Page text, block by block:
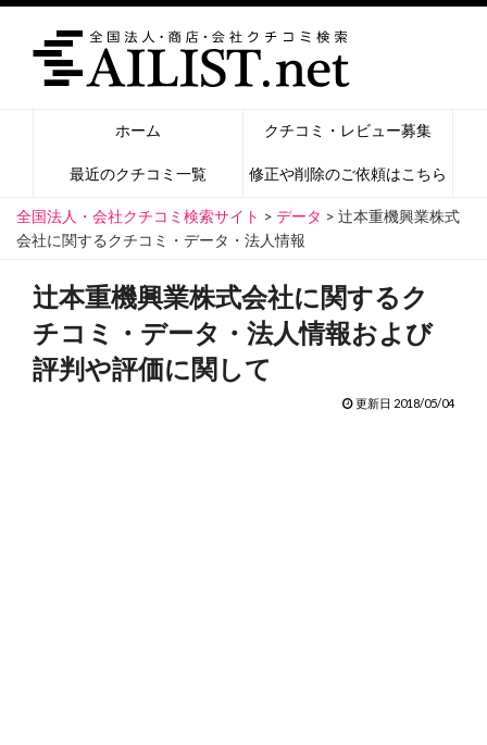
ホーム クチコミ・レビュー募集
最近のクチコミ一覧 修正や削除のご依頼はこちら
全国法人・会社クチコミ検索サイト > データ > 辻本重機興業株式
会社に関するクチコミ・データ・法人情報
辻本重機興業株式会社に関するク
チコミ・データ・法人情報および
評判や評価に関して
更新日 2018/05/04